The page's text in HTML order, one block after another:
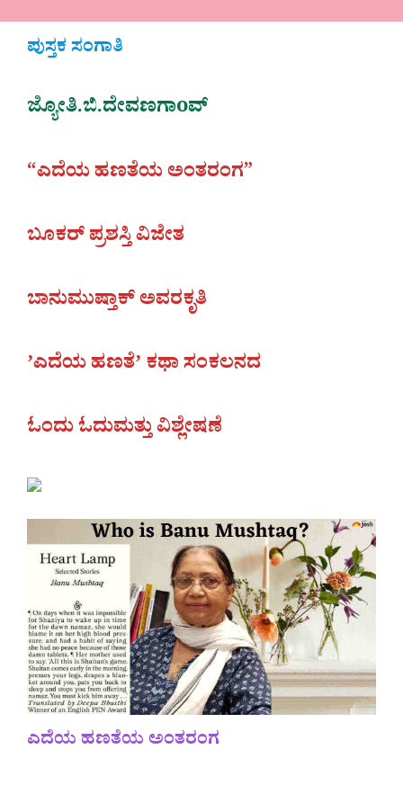
ಪುಸ್ತಕ ಸಂಗಾತಿ
ಜ್ಯೋತಿ.ಬಿ.ದೇವಣಗಾoವ್
“ಎದೆಯ ಹಣತೆಯ ಅಂತರಂಗ”
ಬೂಕರ್‌ ಪ್ರಶಸ್ತಿ ವಿಜೇತ
ಬಾನುಮುಷ್ತಾಕ್‌ ಅವರಕೃತಿ
ʼಎದೆಯ ಹಣತೆʼ ಕಥಾ ಸಂಕಲನದ
ಓಂದು ಓದುಮತ್ತು ವಿಶ್ಲೇಷಣೆ
ಎದೆಯ ಹಣತೆಯ ಅಂತರಂಗ